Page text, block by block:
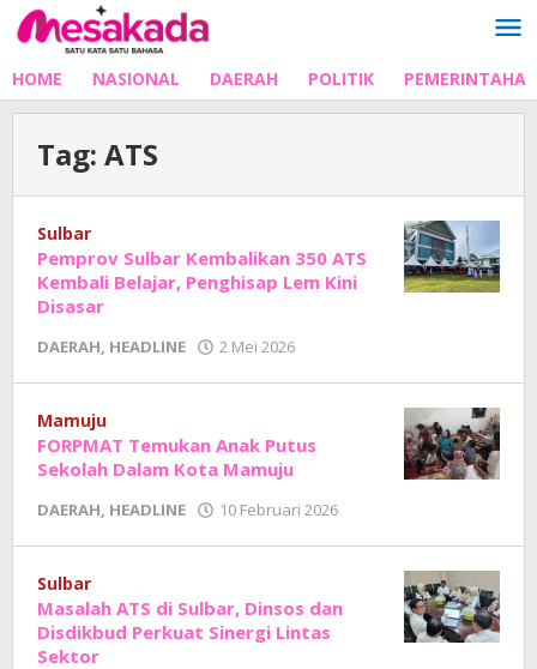
Lewati
ke
HOME NASIONAL DAERAH POLITIK
Tag: ATS
Sulbar
Pemprov Sulbar Kembalikan 350 ATS
Kembali Belajar, Penghisap Lem Kini
Disasar
DAERAH, HEADLINE 2 Mei 2026
Junaedi
Mamuju
FORPMAT Temukan Anak Putus
Sekolah Dalam Kota Mamuju
DAERAH, HEADLINE 10 Februari 2026
Junaedi
Sulbar
Masalah ATS di Sulbar, Dinsos dan
Disdikbud Perkuat Sinergi Lintas
Sektor